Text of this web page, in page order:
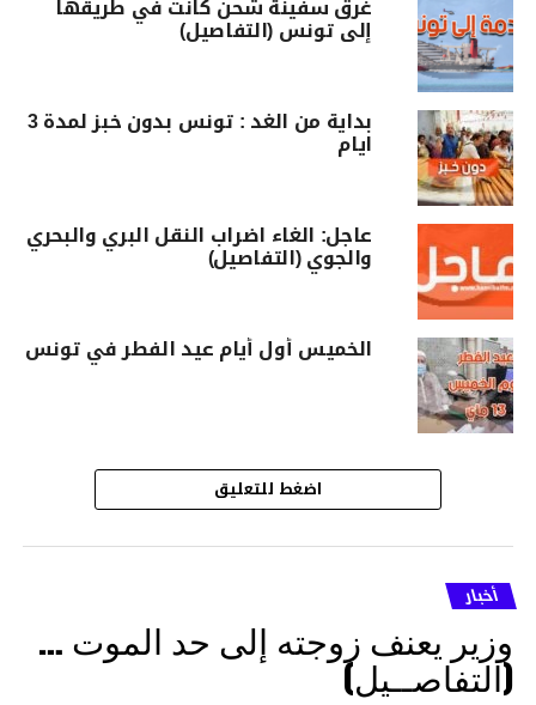
غرق سفينة شحن كانت في طريقها
إلى تونس (التفاصيل)
بداية من الغد : تونس بدون خبز لمدة 3
ايام
عاجل: الغاء اضراب النقل البري والبحري
والجوي (التفاصيل)
الخميس أول أيام عيد الفطر في تونس
اضغط للتعليق
أخبار
وزير يعنف زوجته إلى حد الموت …
(التفاصــيل)